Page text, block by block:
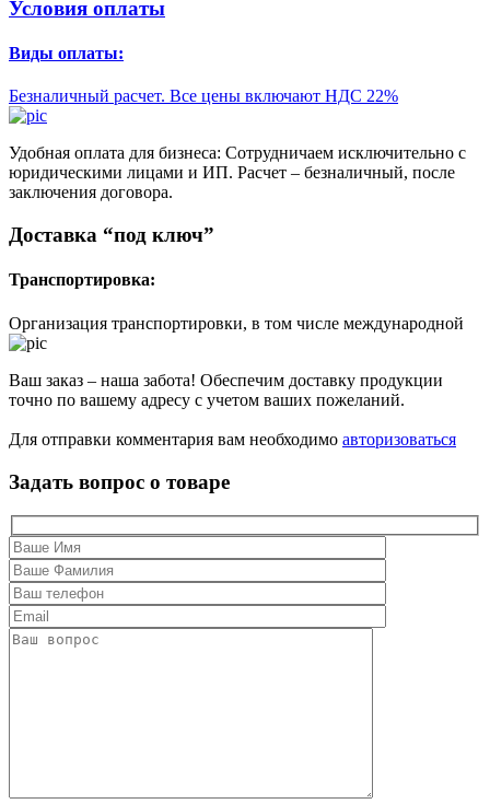
Условия оплаты
Виды оплаты:
Безналичный расчет. Все цены включают НДС 22%
Удобная оплата для бизнеса: Сотрудничаем исключительно с
юридическими лицами и ИП. Расчет – безналичный, после
заключения договора.
Доставка “под ключ”
Транспортировка:
Организация транспортировки, в том числе международной
Ваш заказ – наша забота! Обеспечим доставку продукции
точно по вашему адресу с учетом ваших пожеланий.
Для отправки комментария вам необходимо авторизоваться
Задать вопрос о товаре